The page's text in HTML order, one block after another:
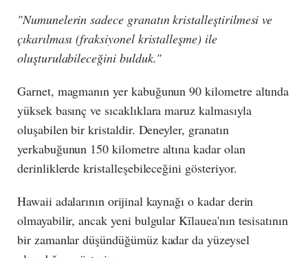
"Numunelerin sadece granatın kristalleştirilmesi ve
çıkarılması (fraksiyonel kristalleşme) ile
oluşturulabileceğini bulduk."
Garnet, magmanın yer kabuğunun 90 kilometre altında
yüksek basınç ve sıcaklıklara maruz kalmasıyla
oluşabilen bir kristaldir. Deneyler, granatın
yerkabuğunun 150 kilometre altına kadar olan
derinliklerde kristalleşebileceğini gösteriyor.
Hawaii adalarının orijinal kaynağı o kadar derin
olmayabilir, ancak yeni bulgular Kīlauea'nın tesisatının
bir zamanlar düşündüğümüz kadar da yüzeysel